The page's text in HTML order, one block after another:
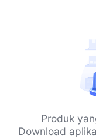
Produk
Download